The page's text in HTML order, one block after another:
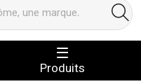
Produits